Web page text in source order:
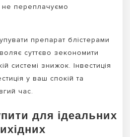
не переплачуємо
препарат блістерами
суттєво зекономити
системі знижок. Інвестиція
у ваш спокій та
час.
для ідеальних